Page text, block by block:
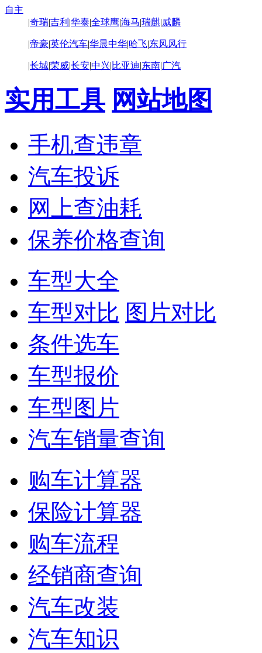
自主
|奇瑞|吉利 |华泰|全球鹰|海马|瑞麒|威麟
|帝豪|英伦汽车|华晨中华|哈飞|东风风行
|长城|荣威|长安|中兴|比亚迪|东南|广汽
实用工具 网站地图
手机查违章
汽车投诉
网上查油耗
保养价格查询
车型大全
车型对比 图片对比
条件选车
车型报价
车型图片
汽车销量查询
购车计算器
保险计算器
购车流程
经销商查询
汽车改装
汽车知识